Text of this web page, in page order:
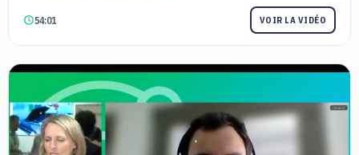
54:01 VOIR LA VIDÉO